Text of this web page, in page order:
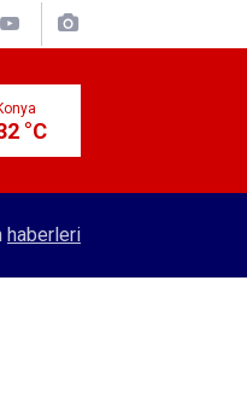
°C
açıklandı
haberleri